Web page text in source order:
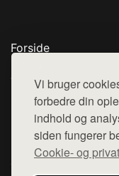
Vi bruger
forbedre din
indhold og
siden fungerer
Cookie- og
Forside
Top Rabatter
Kontakt